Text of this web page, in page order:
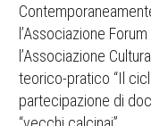
l’Associazione
l’Associazione
teorico-pratico “Il
partecipazione di